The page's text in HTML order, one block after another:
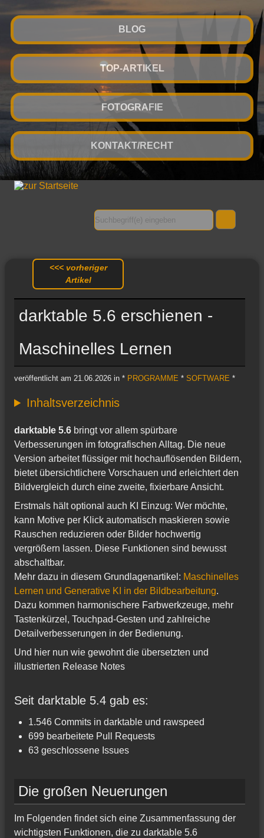
BLOG
TOP-ARTIKEL
FOTOGRAFIE
KONTAKT/RECHT
<<< vorheriger
Artikel
darktable 5.6 erschienen -
Maschinelles Lernen
veröffentlicht am 21.06.2026 in * PROGRAMME * SOFTWARE *
Inhaltsverzeichnis
darktable 5.6 bringt vor allem spürbare
Verbesserungen im fotografischen Alltag. Die neue
Version arbeitet flüssiger mit hochauflösenden Bildern,
bietet übersichtlichere Vorschauen und erleichtert den
Bildvergleich durch eine zweite, fixierbare Ansicht.
Erstmals hält optional auch KI Einzug: Wer möchte,
kann Motive per Klick automatisch maskieren sowie
Rauschen reduzieren oder Bilder hochwertig
vergrößern lassen. Diese Funktionen sind bewusst
abschaltbar.
Mehr dazu in diesem Grundlagenartikel: Maschinelles
Lernen und Generative KI in der Bildbearbeitung.
Dazu kommen harmonischere Farbwerkzeuge, mehr
Tastenkürzel, Touchpad‑Gesten und zahlreiche
Detailverbesserungen in der Bedienung.
Und hier nun wie gewohnt die übersetzten und
illustrierten Release Notes
Seit darktable 5.4 gab es:
1.546 Commits in darktable und rawspeed
699 bearbeitete Pull Requests
63 geschlossene Issues
Die großen Neuerungen
Im Folgenden findet sich eine Zusammenfassung der
wichtigsten Funktionen, die zu darktable 5.6